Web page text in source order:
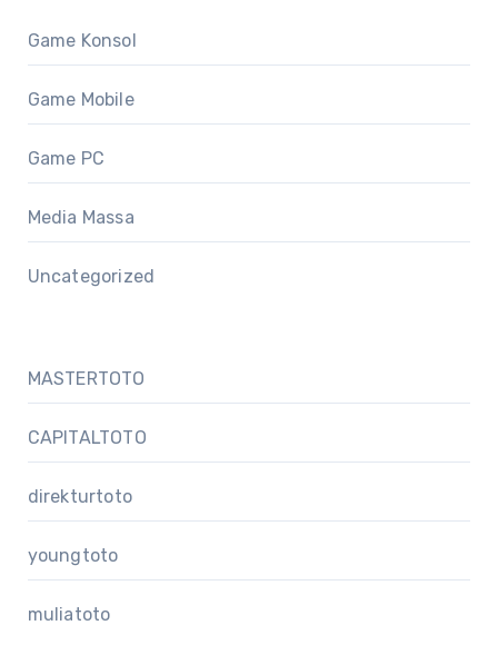
Game Konsol
Game Mobile
Game PC
Media Massa
Uncategorized
MASTERTOTO
CAPITALTOTO
direkturtoto
youngtoto
muliatoto